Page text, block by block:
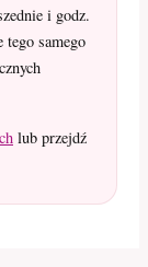
i godz.
tego samego
lub przejdź